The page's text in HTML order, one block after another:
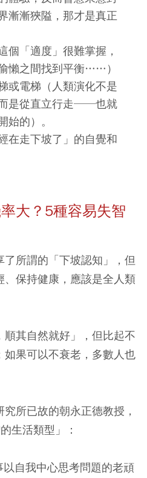
漸漸狹隘，那才是真正
個「適度」很難掌握，
懶之間找到平衡……）
或電梯（人類演化不是
是從直立行走──也就
的）。
在走下坡了」的自覺和
大？5種容易失智
所謂的「下坡認知」，但
保持健康，應該是全人類
其自然就好」，但比起不
果可以不衰老，多數人也
所已故的朝永正德教授，
生活類型」：
自我中心思考問題的老頑